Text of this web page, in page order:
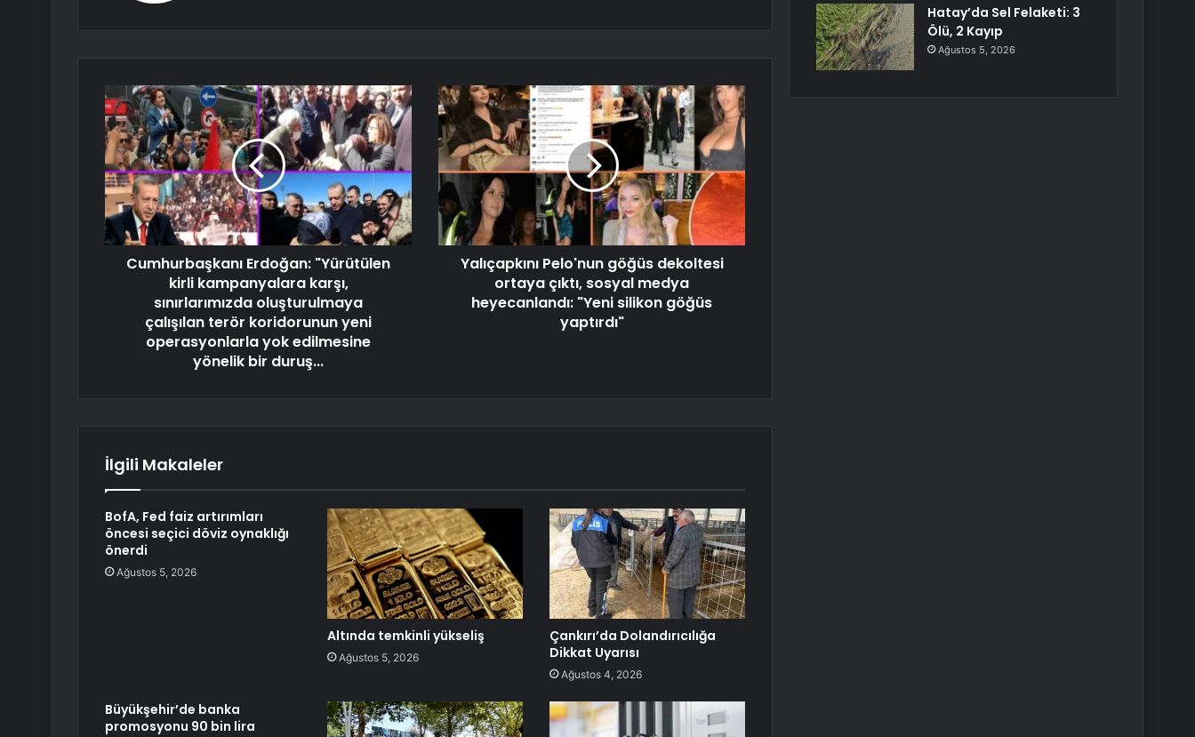
Cumhurbaşkanı Erdoğan: "Yürütülen
kirli kampanyalara karşı,
sınırlarımızda oluşturulmaya
çalışılan terör koridorunun yeni
operasyonlarla yok edilmesine
yönelik bir duruş...
Yalıçapkını Pelo'nun göğüs dekoltesi
ortaya çıktı, sosyal medya
heyecanlandı: "Yeni silikon göğüs
yaptırdı"
İlgili Makaleler
BofA, Fed faiz artırımları
öncesi seçici döviz oynaklığı
önerdi
Ağustos 5, 2026
Altında temkinli yükseliş
Ağustos 5, 2026
Çankırı’da Dolandırıcılığa
Dikkat Uyarısı
Ağustos 4, 2026
Büyükşehir’de banka
promosyonu 90 bin lira
Hatay’da Sel Felaketi: 3
Ölü, 2 Kayıp
Ağustos 5, 2026